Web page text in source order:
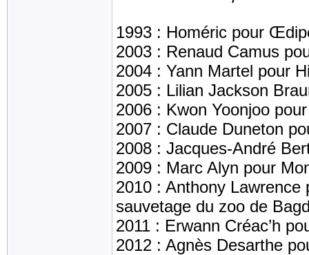
1993 : Homéric pour
2003 : Renaud Camus
2004 : Yann Martel pour
2005 : Lilian Jackson
2006 : Kwon Yoonjoo
2007 : Claude Duneton
2008 : Jacques-André
2009 : Marc Alyn pour
2010 : Anthony Lawrence
sauvetage du zoo de
2011 : Erwann Créac’h
2012 : Agnès Desarthe